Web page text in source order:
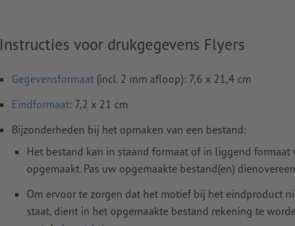
Instructies voor drukgegevens Flyers
Gegevensformaat (incl. 2 mm afloop): 7,6 x 21,4 cm
Eindformaat: 7,2 x 21 cm
Bijzonderheden bij het opmaken van een bestand:
Het bestand kan in staand formaat of in liggend formaat
opgemaakt. Pas uw opgemaakte bestand(en)
Om ervoor te zorgen dat het motief bij het eindproduct
staat, dient in het opgemaakte bestand rekening te